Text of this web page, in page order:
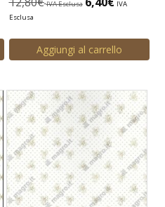
IVA Esclusa
IVA
Esclusa
Aggiungi al carrello